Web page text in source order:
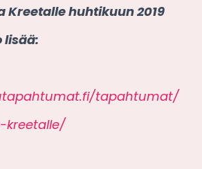
Kreetalle huhtikuun 2019
lisää:
tapahtumat/
kreetalle/